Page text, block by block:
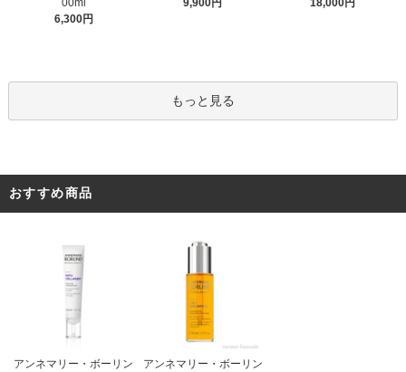
00ml
6,300円
18,000円
もっと見る
おすすめ商品
アンネマリー・ボーリン
アンネマリー・ボーリン